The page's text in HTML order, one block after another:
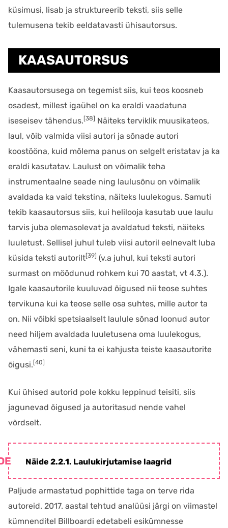
küsimusi, lisab ja struktureerib teksti, siis selle
tulemusena tekib eeldatavasti ühisautorsus.
KAASAUTORSUS
Kaasautorsusega on tegemist siis, kui teos koosneb
osadest, millest igaühel on ka eraldi vaadatuna
iseseisev tähendus. [38] Näiteks terviklik muusikateos,
laul, võib valmida viisi autori ja sõnade autori
koostööna, kuid mõlema panus on selgelt eristatav ja ka
eraldi kasutatav. Laulust on võimalik teha
instrumentaalne seade ning laulusõnu on võimalik
avaldada ka vaid tekstina, näiteks luulekogus. Samuti
tekib kaasautorsus siis, kui helilooja kasutab uue laulu
tarvis juba olemasolevat ja avaldatud teksti, näiteks
luuletust. Sellisel juhul tuleb viisi autoril eelnevalt luba
küsida teksti autorilt[39] (v.a juhul, kui teksti autori
surmast on möödunud rohkem kui 70 aastat, vt 4.3.).
Igale kaasautorile kuuluvad õigused nii teose suhtes
tervikuna kui ka teose selle osa suhtes, mille autor ta
on. Nii võibki spetsiaalselt laulule sõnad loonud autor
need hiljem avaldada luuletusena oma luulekogus,
vähemasti seni, kuni ta ei kahjusta teiste kaasautorite
õigusi. [40]
Kui ühised autorid pole kokku leppinud teisiti, siis
jagunevad õigused ja autoritasud nende vahel
võrdselt.
Näide 2.2.1. Laulukirjutamise laagrid
Paljude armastatud pophittide taga on terve rida
autoreid. 2017. aastal tehtud analüüsi järgi on viimastel
kümnenditel Billboardi edetabeli esikümnesse